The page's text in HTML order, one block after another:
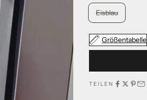
Eisblau
Größentabelle
TEILEN